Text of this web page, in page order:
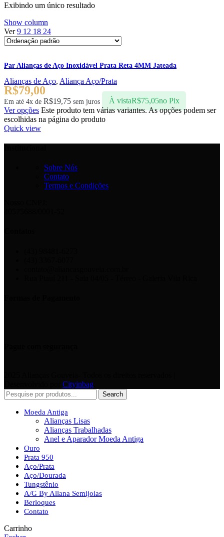
Exibindo um único resultado
Show column
Ver9 12 18 24
Par Alianças de Aço Inoxidável Prata Reta 4MM Jateada
Alianças de Aço, Aliança Aço/Prata
R$79,00
Em até 4x de R$19,75 sem juros À vistaR$75,05no Pix
Ver opções Este produto tem várias variantes. As opções podem ser
escolhidas na página do produto
Quick view
Sobre Nós
Contato
Termos e Condições
Cityinbag
Search
Moeda Antiga
Alianças Lisas
Alianças Trabalhadas
Anel e Aparador Moeda Antiga
Ouro
Prata 950
Aço/Prata
Aço/Dourada
Tungstênio
A/G By Allana Semijoias
Berloques
Contato
Carrinho